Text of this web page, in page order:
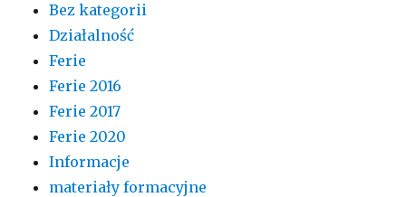
Bez kategorii
Działalność
Ferie
Ferie 2016
Ferie 2017
Ferie 2020
Informacje
materiały formacyjne